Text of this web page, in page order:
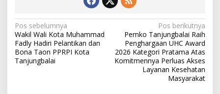
N
a
v
Pos sebelumnya
Wakil Wali Kota Muhammad
Fadly Hadiri Pelantikan dan
Bona Taon PPRPI Kota
Tanjungbalai
Pos berikutnya
Pemko Tanjungbalai Raih
Penghargaan UHC Award
2026 Kategori Pratama Atas
Komitmennya Perluas Akses
Layanan Kesehatan
Masyarakat